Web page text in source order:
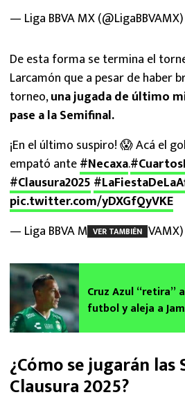
— Liga BBVA MX (@LigaBBVAMX)
De esta forma se termina el
Larcamón que a pesar de haber
torneo,una jugada de último
pase a la Semifinal.
¡En el último suspiro! 😱 Acá el
empató ante#Necaxa.
#Clausura2025
pic.twitter.com/yDXGfQyVKE
— Liga BBVA MX (@LigaBBVAMX)
VER TAMBIÉN
Cruz Azul “retira”
futbol y aleja a
¿Cómo se jugarán
Clausura 2025?